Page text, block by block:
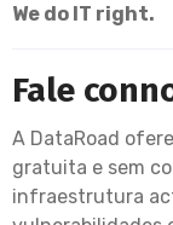
We do IT right.
Fale
A DataRoad
gratuita e sem
infraestrutura